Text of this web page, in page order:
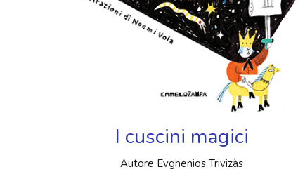
I cuscini magici
Autore Evghenios Trivizàs